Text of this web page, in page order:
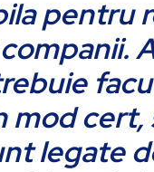
pentru
mod cert,
legate